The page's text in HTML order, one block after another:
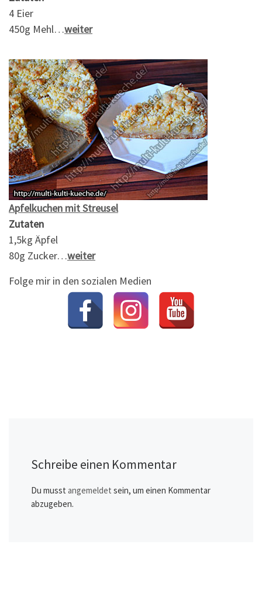
4 Eier
450g Mehl…weiter
Apfelkuchen mit Streusel
Zutaten
1,5kg Äpfel
80g Zucker…weiter
Folge mir in den sozialen Medien
Schreibe einen Kommentar
Du musst angemeldet sein, um einen Kommentar
abzugeben.